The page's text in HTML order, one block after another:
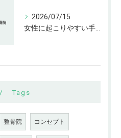
2026/07/15
Tags
整骨院 コンセプト